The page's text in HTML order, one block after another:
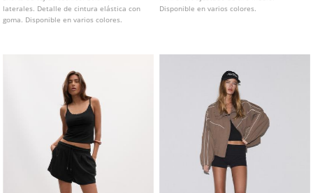
laterales. Detalle de cintura elástica con
goma. Disponible en varios colores.
Disponible en varios colores.